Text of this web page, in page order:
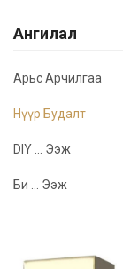
Ангилал
Арьс Арчилгаа
Нүүр Будалт
DIY ... Ээж
Би ... Ээж